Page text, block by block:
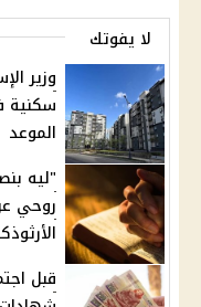
لا يفوتك
وزير
الموعد
"ليه
روحي
قبل